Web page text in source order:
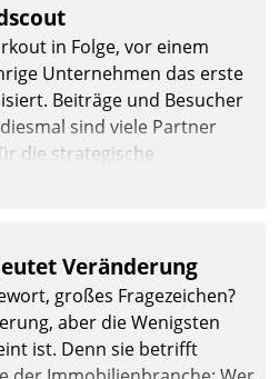
in Folge, vor einem
Unternehmen das erste
Beiträge und Besucher
sind viele Partner
die strategische
Veränderung
großes Fragezeichen?
aber die Wenigsten
ist. Denn sie betrifft